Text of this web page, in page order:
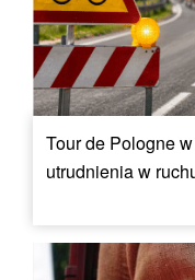
Tour de Pologne
utrudnienia w